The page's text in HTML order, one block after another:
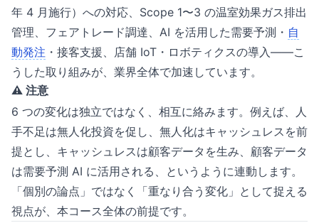
年 4 月施行）への対応、Scope 1〜3 の温室効果ガス排出
管理、フェアトレード調達、AI を活用した需要予測・ 自
動発注 ・接客支援、店舗 IoT・ロボティクスの導入——こ
うした取り組みが、業界全体で加速しています。
⚠️ 注意
6 つの変化は独立ではなく、相互に絡みます。例えば、人
手不足は無人化投資を促し、無人化はキャッシュレスを前
提とし、キャッシュレスは顧客データを生み、顧客データ
は需要予測 AI に活用される、というように連動します。
「個別の論点」ではなく「重なり合う変化」として捉える
視点が、本コース全体の前提です。